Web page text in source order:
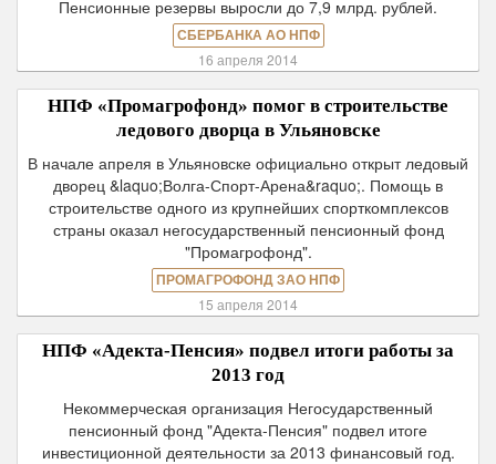
Пенсионные резервы выросли до 7,9 млрд. рублей.
СБЕРБАНКА АО НПФ
16 апреля 2014
НПФ «Промагрофонд» помог в строительстве
ледового дворца в Ульяновске
В начале апреля в Ульяновске официально открыт ледовый
дворец &laquo;Волга-Спорт-Арена&raquo;. Помощь в
строительстве одного из крупнейших спорткомплексов
страны оказал негосударственный пенсионный фонд
"Промагрофонд".
ПРОМАГРОФОНД ЗАО НПФ
15 апреля 2014
НПФ «Адекта-Пенсия» подвел итоги работы за
2013 год
Некоммерческая организация Негосударственный
пенсионный фонд "Адекта-Пенсия" подвел итоге
инвестиционной деятельности за 2013 финансовый год.